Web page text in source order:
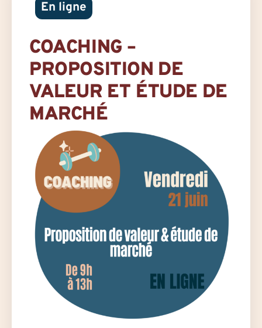
En ligne
COACHING –
PROPOSITION DE
VALEUR ET ÉTUDE DE
MARCHÉ